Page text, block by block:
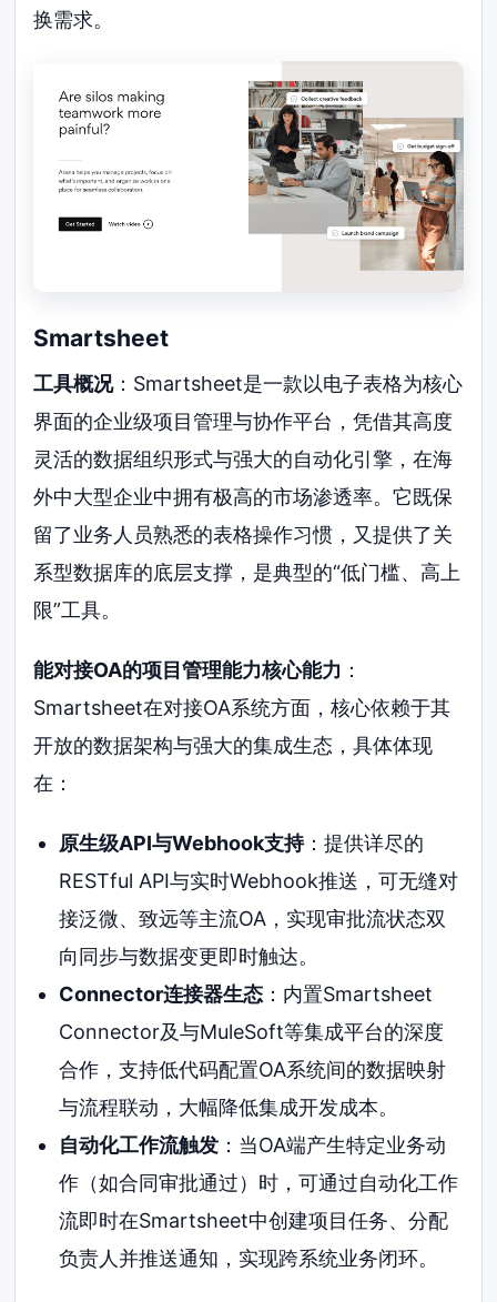
换需求。
Smartsheet
工具概况：Smartsheet是一款以电子表格为核心
界面的企业级项目管理与协作平台，凭借其高度
灵活的数据组织形式与强大的自动化引擎，在海
外中大型企业中拥有极高的市场渗透率。它既保
留了业务人员熟悉的表格操作习惯，又提供了关
系型数据库的底层支撑，是典型的“低门槛、高上
限”工具。
能对接OA的项目管理能力核心能力 ：
Smartsheet在对接OA系统方面，核心依赖于其
开放的数据架构与强大的集成生态，具体体现
在：
原生级API与Webhook支持：提供详尽的
RESTful API与实时Webhook推送，可无缝对
接泛微、致远等主流OA，实现审批流状态双
向同步与数据变更即时触达。
Connector连接器生态：内置Smartsheet
Connector及与MuleSoft等集成平台的深度
合作，支持低代码配置OA系统间的数据映射
与流程联动，大幅降低集成开发成本。
自动化工作流触发：当OA端产生特定业务动
作（如合同审批通过）时，可通过自动化工作
流即时在Smartsheet中创建项目任务、分配
负责人并推送通知，实现跨系统业务闭环。